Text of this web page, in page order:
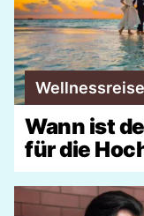
Wann ist
für die